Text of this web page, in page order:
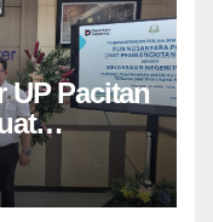
UP Pacitan
dan